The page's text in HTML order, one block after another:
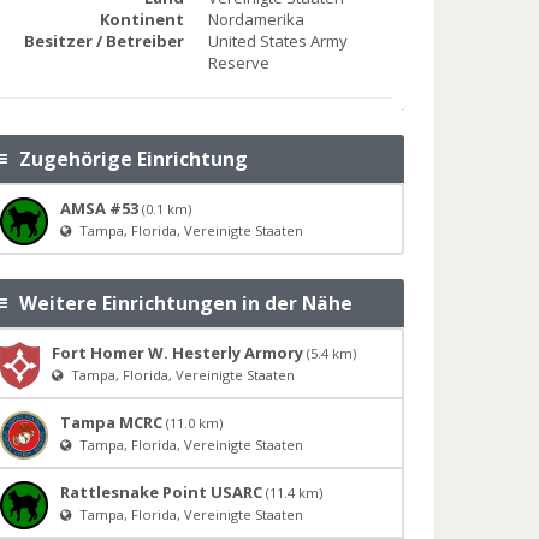
Kontinent
Nordamerika
Besitzer / Betreiber
United States Army
Reserve
Zugehörige Einrichtung
AMSA #53 (0.1 km)
Tampa, Florida, Vereinigte Staaten
Weitere Einrichtungen in der Nähe
Fort Homer W. Hesterly Armory (5.4 km)
Tampa, Florida, Vereinigte Staaten
Tampa MCRC (11.0 km)
Tampa, Florida, Vereinigte Staaten
Rattlesnake Point USARC (11.4 km)
Tampa, Florida, Vereinigte Staaten